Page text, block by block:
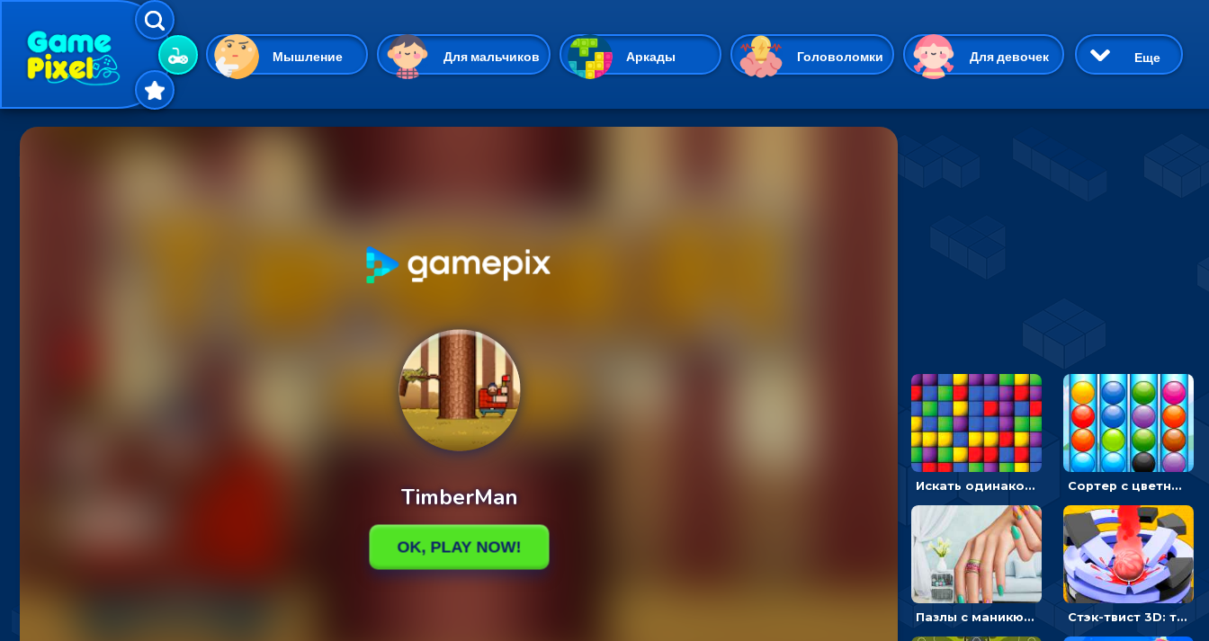
Мышление Для мальчиков Аркады Головоломки Для девочек
Гиперказуальные Казуальные Веселые 3D Приключения
Симуляторы
Еще
Искать одинаковые блоки и убирать их - головоломка на внимание Сортер с цветными шариками: размещать в колбах по цвету
Пазлы с маникюром: собери идеальный рисунок для ногтей Стэк-твист 3D: тапай по шарику, чтобы разбивать платформы